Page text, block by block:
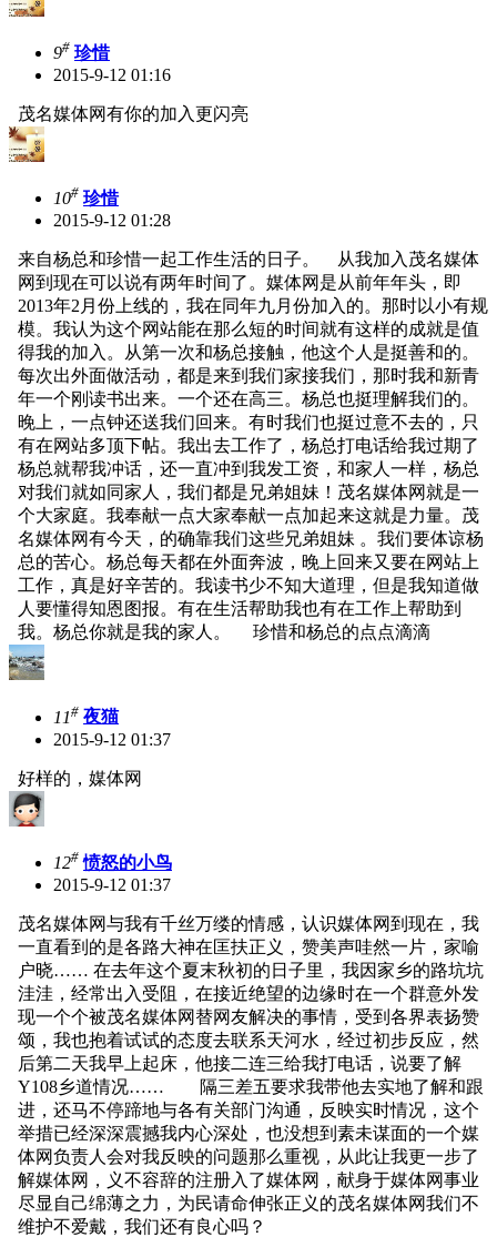
9# 珍惜
2015-9-12 01:16
茂名媒体网有你的加入更闪亮
10# 珍惜
2015-9-12 01:28
来自杨总和珍惜一起工作生活的日子。 从我加入茂名媒体
网到现在可以说有两年时间了。媒体网是从前年年头，即
2013年2月份上线的，我在同年九月份加入的。那时以小有规
模。我认为这个网站能在那么短的时间就有这样的成就是值
得我的加入。从第一次和杨总接触，他这个人是挺善和的。
每次出外面做活动，都是来到我们家接我们，那时我和新青
年一个刚读书出来。一个还在高三。杨总也挺理解我们的。
晚上，一点钟还送我们回来。有时我们也挺过意不去的，只
有在网站多顶下帖。我出去工作了，杨总打电话给我过期了
杨总就帮我冲话，还一直冲到我发工资，和家人一样，杨总
对我们就如同家人，我们都是兄弟姐妹！茂名媒体网就是一
个大家庭。我奉献一点大家奉献一点加起来这就是力量。茂
名媒体网有今天，的确靠我们这些兄弟姐妹 。我们要体谅杨
总的苦心。杨总每天都在外面奔波，晚上回来又要在网站上
工作，真是好辛苦的。我读书少不知大道理，但是我知道做
人要懂得知恩图报。有在生活帮助我也有在工作上帮助到
我。杨总你就是我的家人。 珍惜和杨总的点点滴滴
11# 夜猫
2015-9-12 01:37
好样的，媒体网
12# 愤怒的小鸟
2015-9-12 01:37
茂名媒体网与我有千丝万缕的情感，认识媒体网到现在，我
一直看到的是各路大神在匡扶正义，赞美声哇然一片，家喻
户晓…… 在去年这个夏末秋初的日子里，我因家乡的路坑坑
洼洼，经常出入受阻，在接近绝望的边缘时在一个群意外发
现一个个被茂名媒体网替网友解决的事情，受到各界表扬赞
颂，我也抱着试试的态度去联系天河水，经过初步反应，然
后第二天我早上起床，他接二连三给我打电话，说要了解
Y108乡道情况…… 隔三差五要求我带他去实地了解和跟
进，还马不停蹄地与各有关部门沟通，反映实时情况，这个
举措已经深深震撼我内心深处，也没想到素未谋面的一个媒
体网负责人会对我反映的问题那么重视，从此让我更一步了
解媒体网，义不容辞的注册入了媒体网，献身于媒体网事业
尽显自己绵薄之力，为民请命伸张正义的茂名媒体网我们不
维护不爱戴，我们还有良心吗？